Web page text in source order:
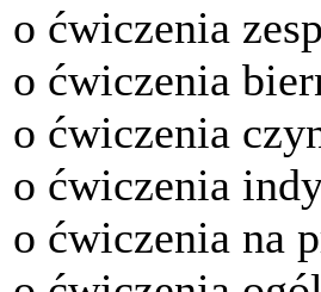
o ćwiczenia
o ćwiczenia
o ćwiczenia
o ćwiczenia
o ćwiczenia na